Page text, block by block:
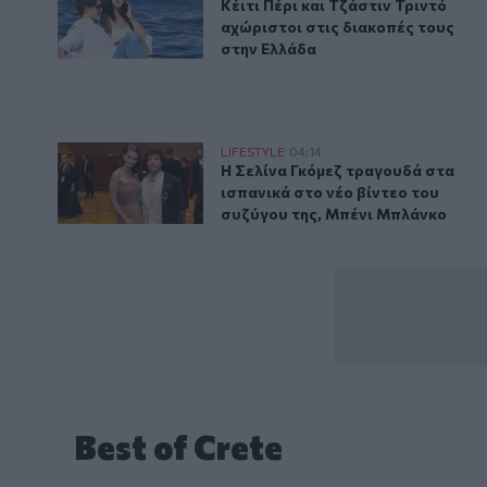
Κέιτι Πέρι και Τζάστιν Τριντό
Κέιτι Πέρι και Τζάστιν Τριντό
αχώριστοι στις διακοπές τους
στην Ελλάδα
Η Σελίνα Γκόμεζ συμμετέχει στο μουσικό βίντεο
LIFESTYLE 04:14
Η Σελίνα Γκόμεζ τραγουδά στα
Η Σελίνα Γκόμεζ τραγουδά στα
ισπανικά στο νέο βίντεο του
συζύγου της, Μπένι Μπλάνκο
Best of Crete